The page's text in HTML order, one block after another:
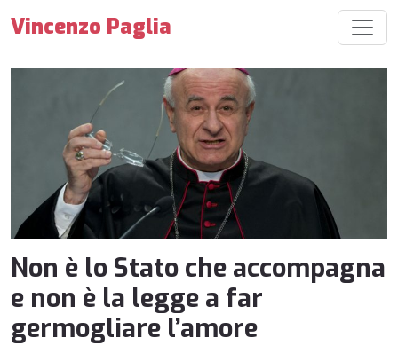
Vincenzo Paglia
Non è lo Stato che accompagna
e non è la legge a far
germogliare l’amore